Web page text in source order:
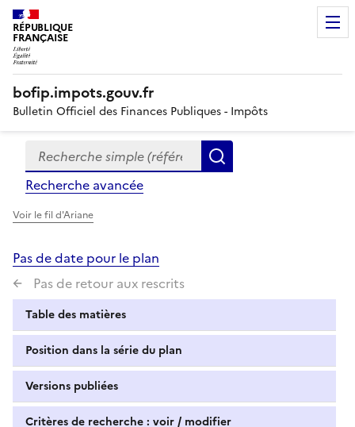
RÉPUBLIQUE
FRANÇAISE
bofip.impots.gouv.fr
Bulletin Officiel des Finances Publiques - Impôts
Formulaire
de
recherche
Recherche simple (références, mots clés, partie du
Recherche avancée
Voir le fil d'Ariane
Pas de date pour le plan
Pas de retour aux rescrits
Table des matières
Position dans la série du plan
Versions publiées
Critères de recherche : voir / modifier